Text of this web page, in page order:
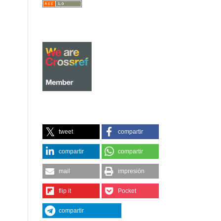
tweet compartir
compartir compartir
mail impresión
flip it Pocket
compartir